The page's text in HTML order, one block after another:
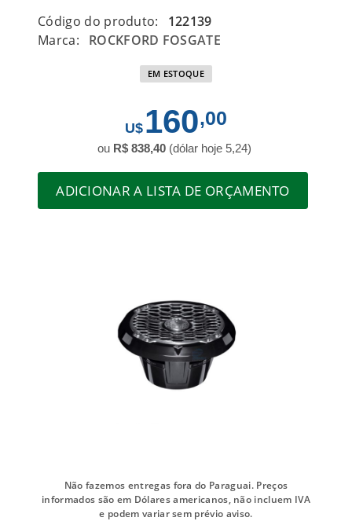
Código do produto:
122139
Marca:
ROCKFORD FOSGATE
EM ESTOQUE
160,00
ou R$ 838,40(dólar hoje 5,24)
ADICIONAR A LISTA DE ORÇAMENTO
Não fazemos entregas fora do Paraguai. Preços
informados são em Dólares americanos, não incluem IVA
e podem variar sem prévio aviso.